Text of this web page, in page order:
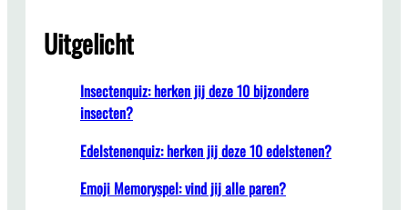
Uitgelicht
Insectenquiz: herken jij deze 10 bijzondere
insecten?
Edelstenenquiz: herken jij deze 10 edelstenen?
Emoji Memoryspel: vind jij alle paren?